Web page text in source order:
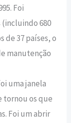
Foi
(incluindo 680
de 37 países, o
manutenção
uma janela
tornou os que
Foi um abrir